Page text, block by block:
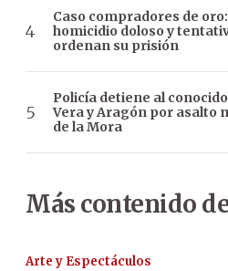
Caso compradores de
homicidio doloso y
ordenan su prisión
Policía detiene al
Vera y Aragón por asalto
de la Mora
Más contenido
Arte y Espectáculos